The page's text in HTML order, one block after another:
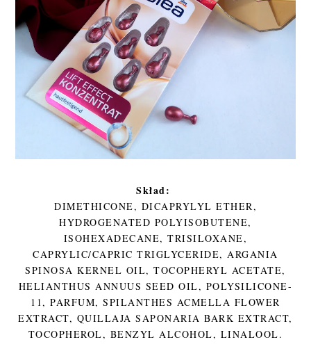
Skład:
DIMETHICONE, DICAPRYLYL ETHER,
HYDROGENATED POLYISOBUTENE,
ISOHEXADECANE, TRISILOXANE,
CAPRYLIC/CAPRIC TRIGLYCERIDE, ARGANIA
SPINOSA KERNEL OIL, TOCOPHERYL ACETATE,
HELIANTHUS ANNUUS SEED OIL, POLYSILICONE-
11, PARFUM, SPILANTHES ACMELLA FLOWER
EXTRACT, QUILLAJA SAPONARIA BARK EXTRACT,
TOCOPHEROL, BENZYL ALCOHOL, LINALOOL.